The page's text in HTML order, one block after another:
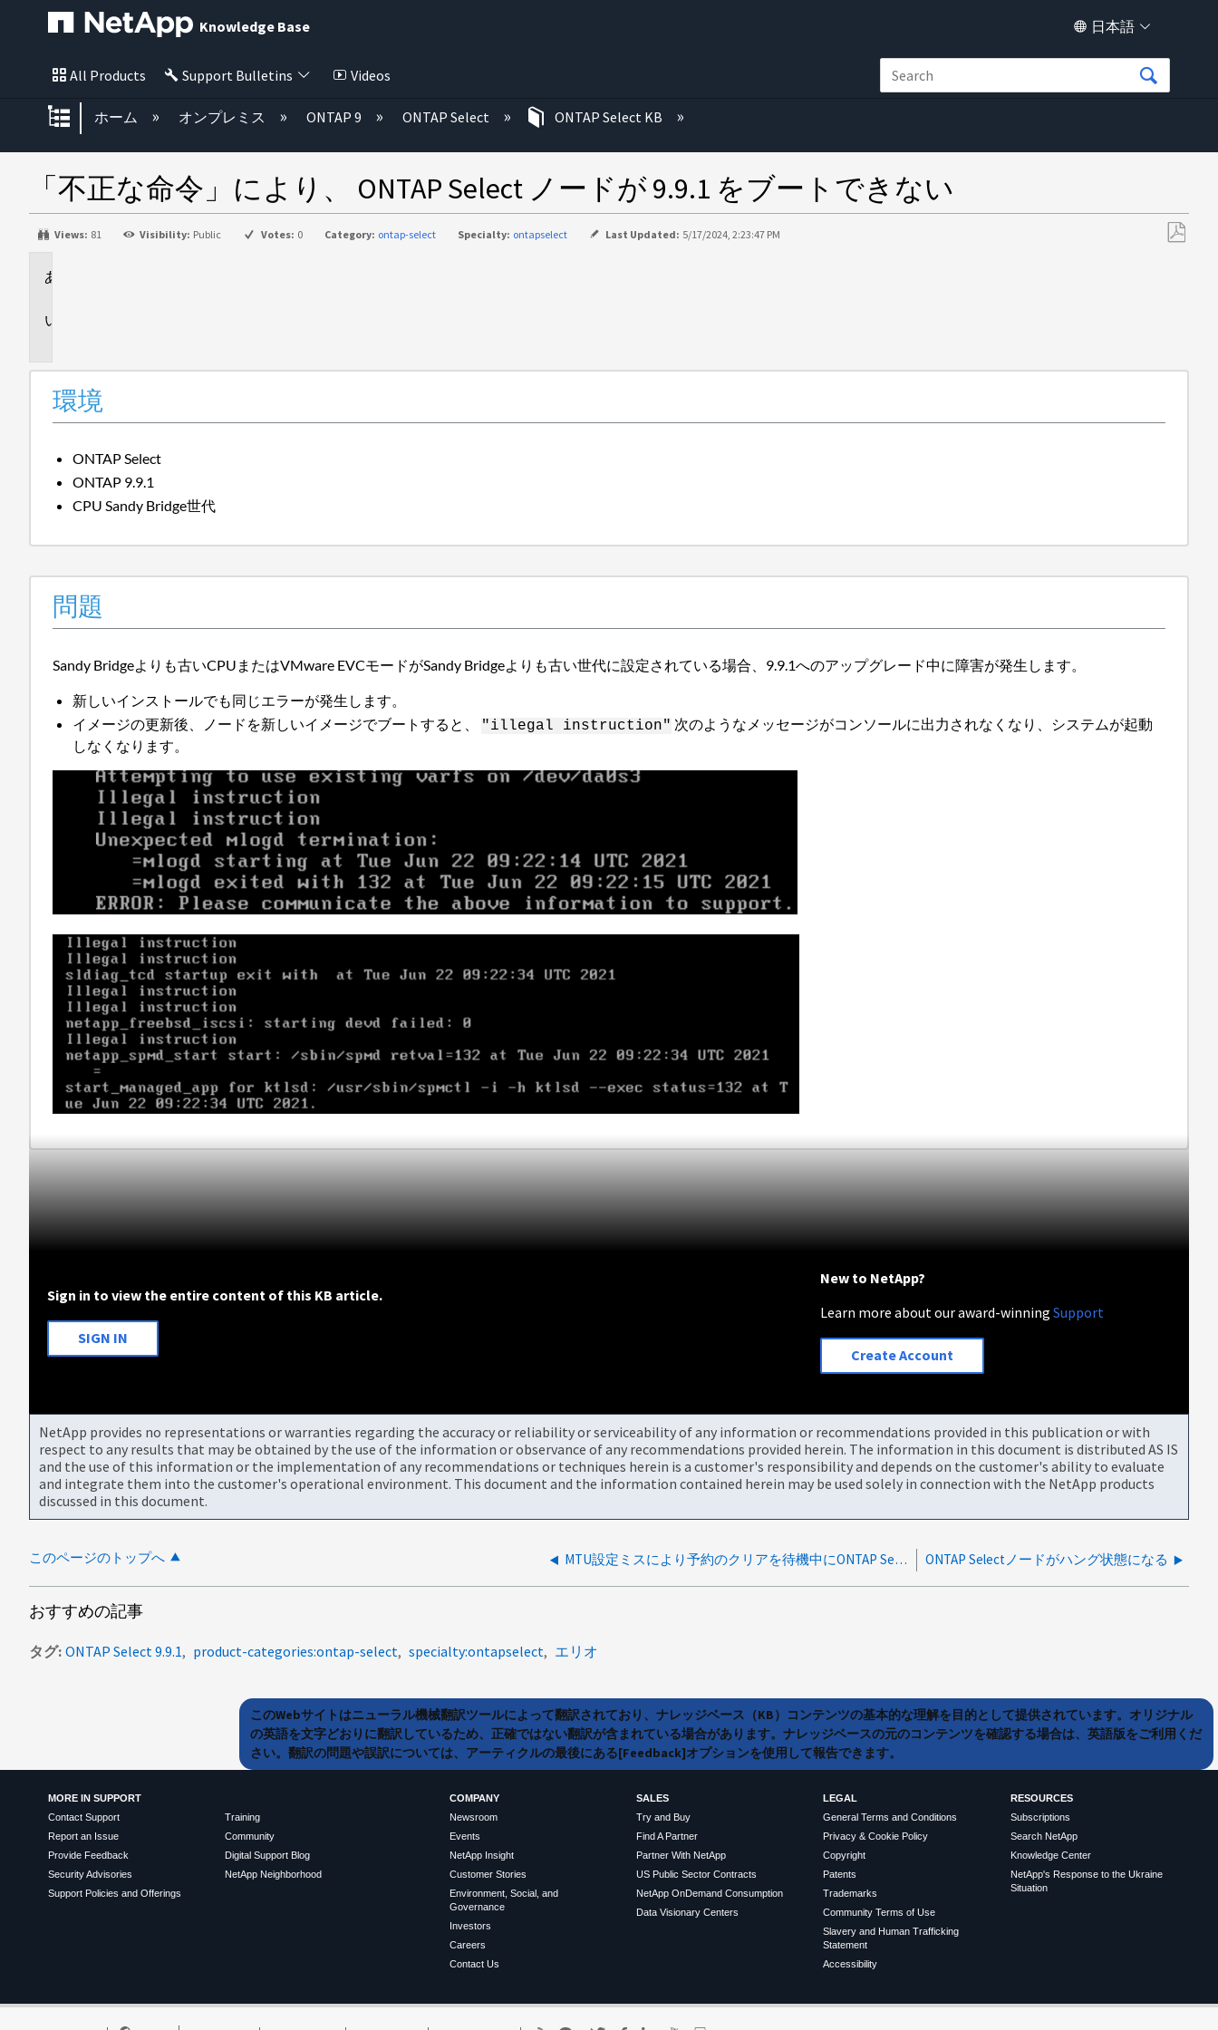
Knowledge Base 日本語
All Products Support Bulletins Videos
グローバル階層を展開/折りたたむ
ホーム オンプレミス ONTAP 9 ONTAP Select ONTAP Select KB
「不正な命令」により、 ONTAP Select ノードが 9.9.1 をブートできない
Views: 81 Visibility: Public Votes: 0 Category: ontap-select Specialty: ontapselect Last Updated: 5/17/2024, 2:23:47 PM
環境
ONTAP Select
ONTAP 9.9.1
CPU Sandy Bridge世代
問題
Sandy Bridgeよりも古いCPUまたはVMware EVCモードがSandy Bridgeよりも古い世代に設定されている場合、9.9.1へのアップグレード中に障害が発生します。
新しいインストールでも同じエラーが発生します。
イメージの更新後、ノードを新しいイメージでブートすると、
"illegal instruction" 次のようなメッセージがコンソールに出力されなくなり、システムが起動
しなくなります。
Sign in to view the entire content of this KB article.
SIGN IN
New to NetApp?
Learn more about our award-winningSupport
Create Account
NetApp provides no representations or warranties regarding the accuracy or reliability or serviceability of any information or recommendations provided in this publication or with
respect to any results that may be obtained by the use of the information or observance of any recommendations provided herein. The information in this document is distributed AS IS
and the use of this information or the implementation of any recommendations or techniques herein is a customer's responsibility and depends on the customer's ability to evaluate
and integrate them into the customer's operational environment. This document and the information contained herein may be used solely in connection with the NetApp products
discussed in this document.
このページのトップへ MTU設定ミスにより予約のクリアを待機中にONTAP Selectノードの起動に失敗 ONTAP Selectノードがハング状態になる
おすすめの記事
タグ ONTAP Select 9.9.1 product-categories:ontap-select specialty:ontapselect エリオ
このWebサイトはニューラル機械翻訳ツールによって翻訳されており、ナレッジベース（KB）コンテンツの基本的な理解を目的として提供されています。オリジナル
の英語を文字どおりに翻訳しているため、正確ではない翻訳が含まれている場合があります。ナレッジベースの元のコンテンツを確認する場合は、英語版をご利用くだ
さい。翻訳の問題や誤訳については、アーティクルの最後にある[Feedback]オプションを使用して報告できます。
MORE IN SUPPORT
Contact Support
Report an Issue
Provide Feedback
Security Advisories
Support Policies and Offerings
Training
Community
Digital Support Blog
NetApp Neighborhood
COMPANY
Newsroom
Events
NetApp Insight
Customer Stories
Environment, Social, and
Governance
Investors
Careers
Contact Us
SALES
Try and Buy
Find A Partner
Partner With NetApp
US Public Sector Contracts
NetApp OnDemand Consumption
Data Visionary Centers
LEGAL
General Terms and Conditions
Privacy & Cookie Policy
Copyright
Patents
Trademarks
Community Terms of Use
Slavery and Human Trafficking
Statement
Accessibility
RESOURCES
Subscriptions
Search NetApp
Knowledge Center
NetApp's Response to the Ukraine
Situation